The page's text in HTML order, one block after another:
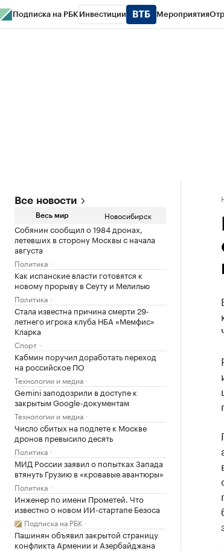
Подписка на РБК Инвестиции Мероприятия
Все новости
Весь мир Новосибирск
Собянин сообщил о 1984 дронах,
летевших в сторону Москвы с начала
августа
Политика
Как испанские власти готовятся к
новому прорыву в Сеуту и Мелилью
Политика
Стала известна причина смерти 29-
летнего игрока клуба НБА «Мемфис»
Кларка
Спорт
Кабмин поручил доработать переход
на российское ПО
Технологии и медиа
Gemini заподозрили в доступе к
закрытым Google-документам
Технологии и медиа
Число сбитых на подлете к Москве
дронов превысило десять
Политика
МИД России заявил о попытках Запада
втянуть Грузию в «кровавые авантюры»
Политика
Инженер по имени Прометей. Что
известно о новом ИИ-стартапе Безоса
Подписка на РБК
Пашинян объявил закрытой страницу
конфликта Армении и Азербайджана